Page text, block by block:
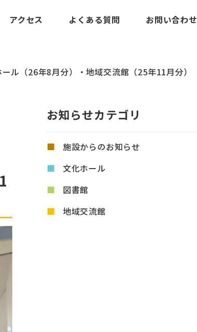
アクセス よくある質問 お問い合わせ
ル（26年8月分）・地域交流館（25年11月分）
お知らせカテゴリ
施設からのお知らせ
文化ホール
図書館
地域交流館